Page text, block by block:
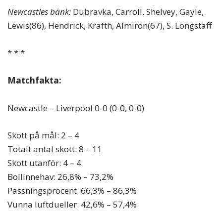
Newcastles bänk: Dubravka, Carroll, Shelvey, Gayle,
Lewis(86), Hendrick, Krafth, Almiron(67), S. Longstaff
* * *
Matchfakta:
Newcastle – Liverpool 0-0 (0-0, 0-0)
Skott på mål: 2 – 4
Totalt antal skott: 8 – 11
Skott utanför: 4 – 4
Bollinnehav: 26,8% – 73,2%
Passningsprocent: 66,3% – 86,3%
Vunna luftdueller: 42,6% – 57,4%